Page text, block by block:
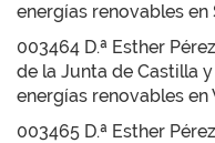
energías renovables en
003464 D.ª Esther
de la Junta de Castilla
energías renovables en
003465 D.ª Esther